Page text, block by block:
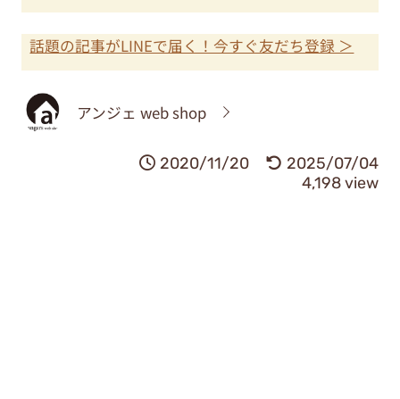
話題の記事がLINEで届く！今すぐ友だち登録 ＞
アンジェ web shop
2020/11/20
2025/07/04
4,198 view